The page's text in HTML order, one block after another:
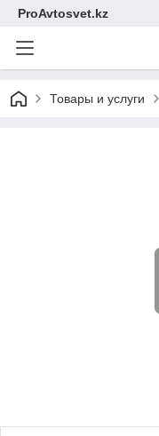
ProAvtosvet.kz
Товары и услуги